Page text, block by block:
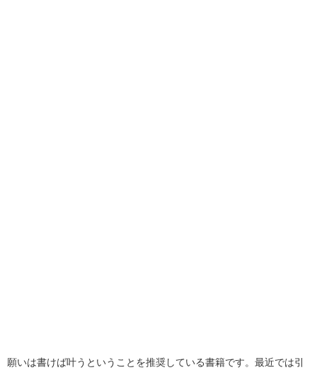
願いは書けば叶うということを推奨している書籍です。最近では引